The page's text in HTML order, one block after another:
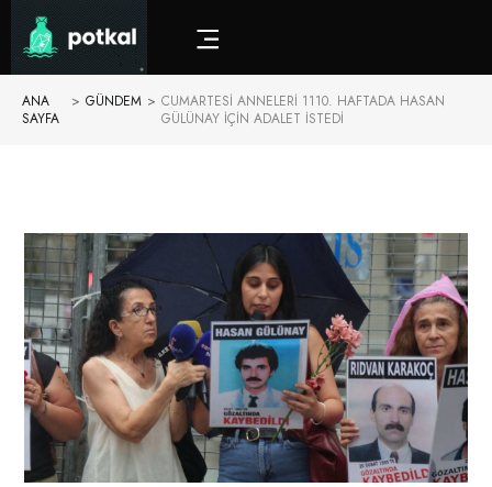
ANA
SAYFA
> GÜNDEM > CUMARTESI ANNELERI 1110. HAFTADA HASAN
GÜLÜNAY İÇIN ADALET İSTEDI